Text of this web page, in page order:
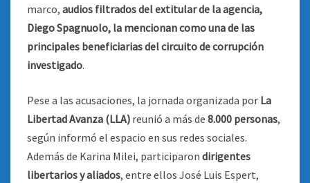
marco, audios filtrados del extitular de la agencia,
Diego Spagnuolo, la mencionan como una de las
principales beneficiarias del circuito de corrupción
investigado.
Pese a las acusaciones, la jornada organizada por La
Libertad Avanza (LLA) reunió a más de 8.000 personas,
según informó el espacio en sus redes sociales.
Además de Karina Milei, participaron dirigentes
libertarios y aliados, entre ellos José Luis Espert,